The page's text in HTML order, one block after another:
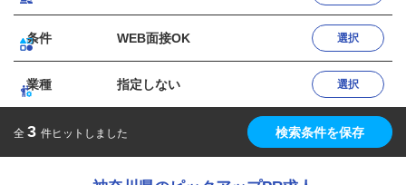
条件 WEB面接OK 選択
業種 指定しない 選択
全 3 件ヒットしました 検索条件を保存